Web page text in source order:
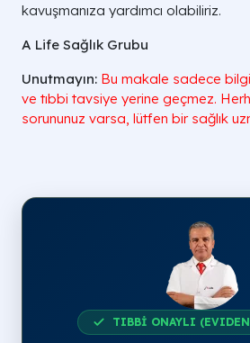
kavuşmanıza yardımcı olabiliriz.
A Life Sağlık Grubu
Unutmayın: Bu makale sadece
ve tıbbi tavsiye yerine geçmez.
sorununuz varsa, lütfen bir sağlık
TIBBİ ONAYLI